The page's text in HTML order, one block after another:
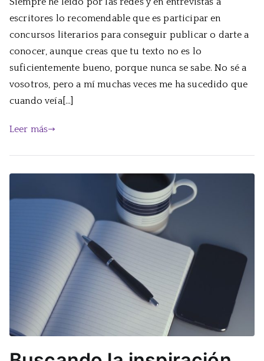
escritores lo recomendable que es participar en
concursos literarios para conseguir publicar o darte a
conocer, aunque creas que tu texto no es lo
suficientemente bueno, porque nunca se sabe. No sé a
vosotros, pero a mí muchas veces me ha sucedido que
cuando veía[…]
Leer más